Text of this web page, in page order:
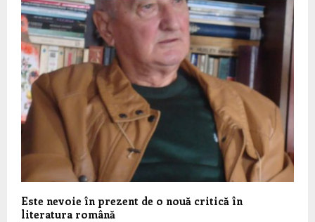
Este nevoie în prezent de o nouă critică în
literatura română